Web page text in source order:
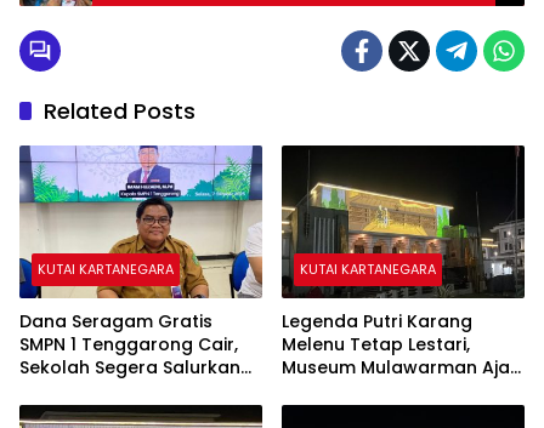
Related Posts
KUTAI KARTANEGARA
Dana Seragam Gratis
SMPN 1 Tenggarong Cair,
Sekolah Segera Salurkan
Siswa Baru
KUTAI KARTANEGARA
Legenda Putri Karang
Melenu Tetap Lestari,
Museum Mulawarman Ajak
Sejarah Kutai